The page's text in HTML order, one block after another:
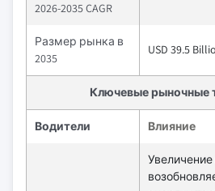
2026-2035 CAGR
Размер рынка в
2035
USD 39.5
Ключевые рыночные
Водители Влияние